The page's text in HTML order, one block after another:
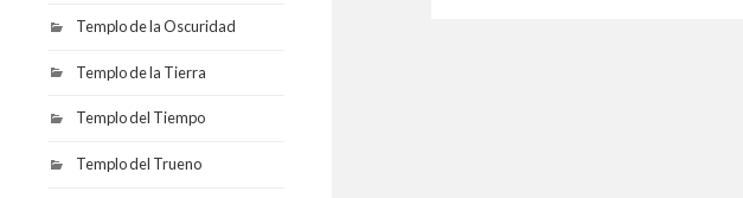
Templo de la Oscuridad
Templo de la Tierra
Templo del Tiempo
Templo del Trueno